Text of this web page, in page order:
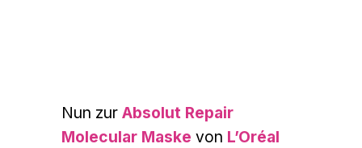
Nun zurAbsolut Repair
Molecular Maske von L’Oréal